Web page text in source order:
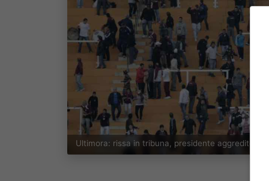
Ultimora: rissa in tribuna, presidente aggredito